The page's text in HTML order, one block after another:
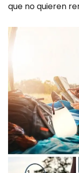
que no quieren